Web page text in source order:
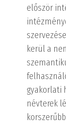
először
kerül a
gyakorlati
névterek